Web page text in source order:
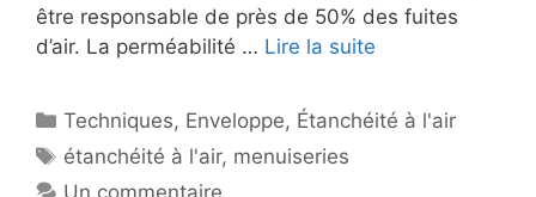
être responsable de près de 50% des fuites
d’air. La perméabilité … Lire la suite
Catégories
Techniques, Enveloppe, Étanchéité à l'air
Étiquettes
étanchéité à l'air, menuiseries
Un commentaire